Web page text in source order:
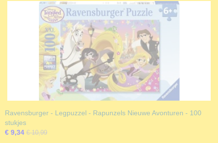
Ravensburger - Legpuzzel - Rapunzels Nieuwe Avonturen - 100
stukjes
€ 9,34 € 10,99